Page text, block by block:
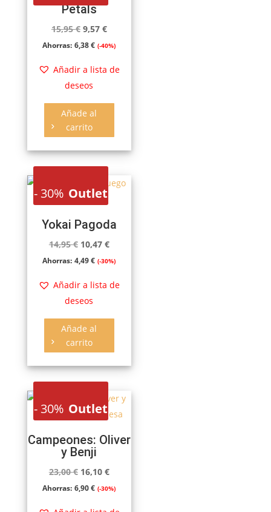
Petals
15,95€ El
precio
era:
15,95 €.
9,57 €El
precio
es:
Ahorras: 6,38€ (-40%)
Añadir a lista de
deseos
Añade al
carrito
-30% Outlet
Yokai Pagoda
14,95€ El
precio
era:
14,95 €.
10,47 €El
precio
es:
Ahorras: 4,49€ (-30%)
Añadir a lista de
deseos
Añade al
carrito
-30% Outlet
Campeones: Oliver
y Benji
23,00€ El
precio
16,10 €El
precio
Ahorras: 6,90€ (-30%)